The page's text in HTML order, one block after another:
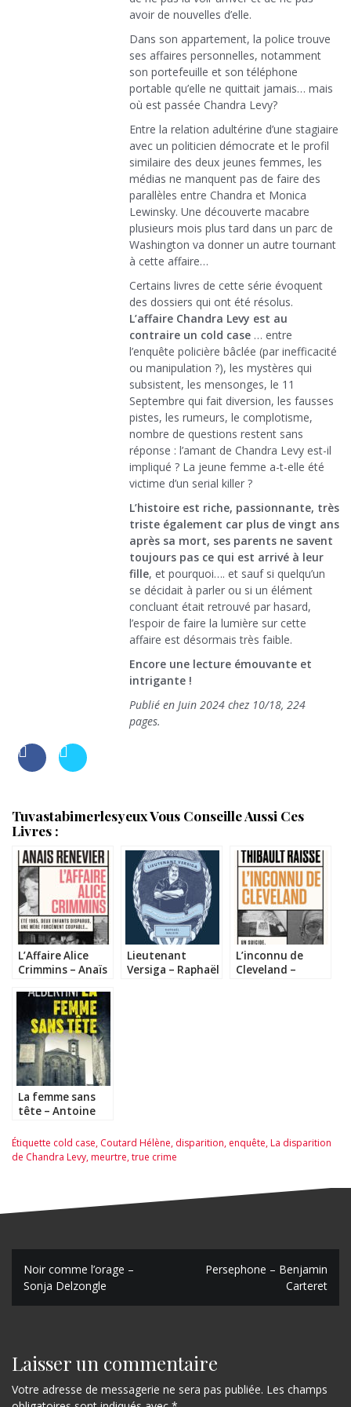
avoir de nouvelles d’elle.
Dans son appartement, la police trouve
ses affaires personnelles, notamment
son portefeuille et son téléphone
portable qu’elle ne quittait jamais… mais
où est passée Chandra Levy?
Entre la relation adultérine d’une stagiaire
avec un politicien démocrate et le profil
similaire des deux jeunes femmes, les
médias ne manquent pas de faire des
parallèles entre Chandra et Monica
Lewinsky. Une découverte macabre
plusieurs mois plus tard dans un parc de
Washington va donner un autre tournant
à cette affaire…
Certains livres de cette série évoquent
des dossiers qui ont été résolus.
L’affaire Chandra Levy est au
contraire un cold case … entre
l’enquête policière bâclée (par inefficacité
ou manipulation ?), les mystères qui
subsistent, les mensonges, le 11
Septembre qui fait diversion, les fausses
pistes, les rumeurs, le complotisme,
nombre de questions restent sans
réponse : l’amant de Chandra Levy est-il
impliqué ? La jeune femme a-t-elle été
victime d’un serial killer ?
L’histoire est riche, passionnante, très
triste également car plus de vingt ans
après sa mort, ses parents ne savent
toujours pas ce qui est arrivé à leur
fille, et pourquoi…. et sauf si quelqu’un
se décidait à parler ou si un élément
concluant était retrouvé par hasard,
l’espoir de faire la lumière sur cette
affaire est désormais très faible.
Encore une lecture émouvante et
intrigante !
Publié en Juin 2024 chez 10/18, 224
pages.
Tuvastabimerlesyeux Vous Conseille Aussi Ces
Livres :
L’Affaire Alice
Crimmins – Anaïs
Lieutenant
Versiga – Raphaël
L’inconnu de
Cleveland –
La femme sans
tête – Antoine
Étiquette cold case, Coutard Hélène, disparition, enquête,La disparition
de Chandra Levy,meurtre,true crime
N
a
i
g
Noir comme l’orage –
Sonja Delzongle
Persephone – Benjamin
Carteret
Laisser un commentaire
Votre adresse de messagerie ne sera pas publiée. Les champs